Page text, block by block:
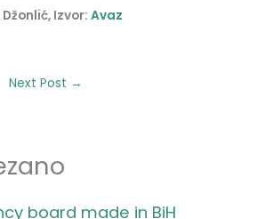
Izvor:Avaz
Next Post →
board made in BiH